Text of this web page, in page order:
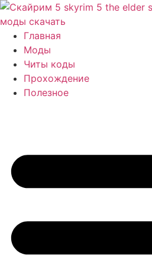
Перейти
к
содержимому
Главная
Моды
Читы коды
Прохождение
Полезное